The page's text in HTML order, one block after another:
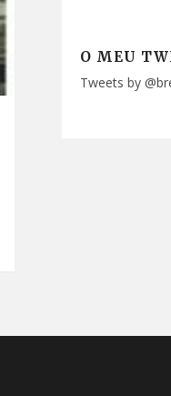
O MEU
Tweets by